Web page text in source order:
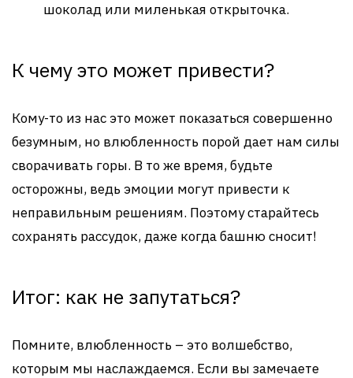
шоколад или миленькая открыточка.
К чему это может привести?
Кому-то из нас это может показаться совершенно
безумным, но влюбленность порой дает нам силы
сворачивать горы. В то же время, будьте
осторожны, ведь эмоции могут привести к
неправильным решениям. Поэтому старайтесь
сохранять рассудок, даже когда башню сносит!
Итог: как не запутаться?
Помните, влюбленность – это волшебство,
которым мы наслаждаемся. Если вы замечаете